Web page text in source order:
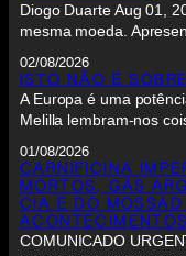
Diogo Duarte Aug 01,
mesma moeda.
02/08/2026
ISTO NÃO É
A Europa é uma
Melilla lembram-nos
01/08/2026
CARNIFICINA
MORTOS, GÁS
CIA E DO MOSSAD
COMUNICADO